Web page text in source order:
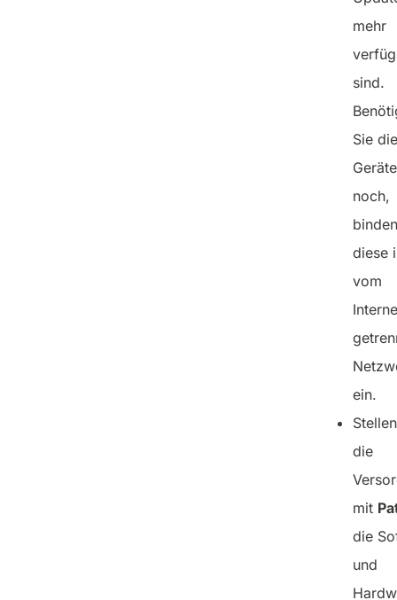
mehr
sind.
Sie die
Geräte
noch,
diese
vom
ein.
die
mit
die
und